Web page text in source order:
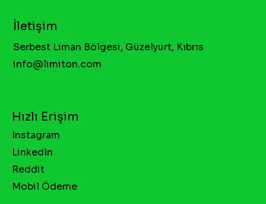
İletişim
Serbest Liman Bölgesi, Güzelyurt, Kıbrıs
info@limiton.com
Hızlı Erişim
Instagram
LinkedIn
Reddit
Mobil Ödeme